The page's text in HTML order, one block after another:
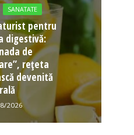
SANATATE
pentru
digestivă:
de
rețeta
devenită
2026